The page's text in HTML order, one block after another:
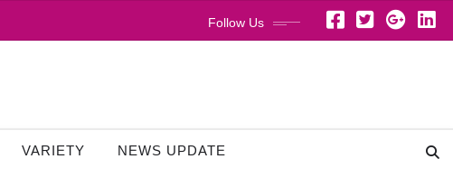
Follow Us
VARIETY NEWS UPDATE